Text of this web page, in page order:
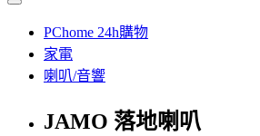
PChome 24h購物
家電
喇叭/音響
JAMO 落地喇叭